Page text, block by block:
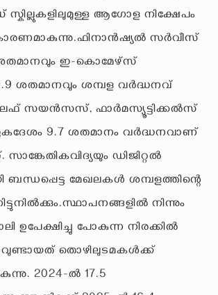
ആഗോള നിക്ഷേപം
സർവീസ്
ശതമാനവും ഇ-കൊമേഴ്‌സ്
ശതമാനവും ശമ്പള വർദ്ധനവ്
ലൈഫ് സയൻസസ്, ഫാർമസ്യൂട്ടിക്കൽസ്
9.7 ശതമാനം വർദ്ധനവാണ്
സാങ്കേതികവിദ്യയും ഡിജിറ്റൽ
ബന്ധപ്പെട്ട മേഖലകൾ ശമ്പളത്തിന്റെ
നിന്നും
ഉപേക്ഷിച്ചു പോകുന്ന നിരക്കിൽ
തൊഴിലുടമകൾക്ക്
2024-ൽ 17.5